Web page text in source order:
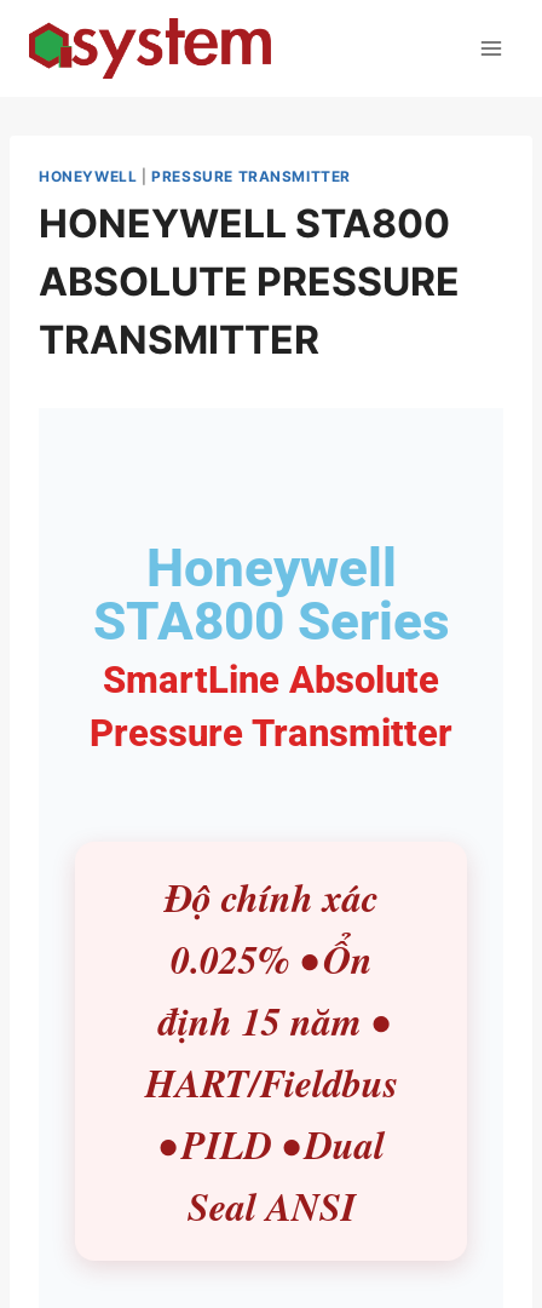
HONEYWELL |PRESSURE TRANSMITTER
HONEYWELL STA800
ABSOLUTE PRESSURE
TRANSMITTER
Honeywell
STA800 Series
SmartLine Absolute
Pressure Transmitter
Độ chính xác
0.025% • Ổn
định 15 năm •
HART/Fieldbus
• PILD • Dual
Seal ANSI